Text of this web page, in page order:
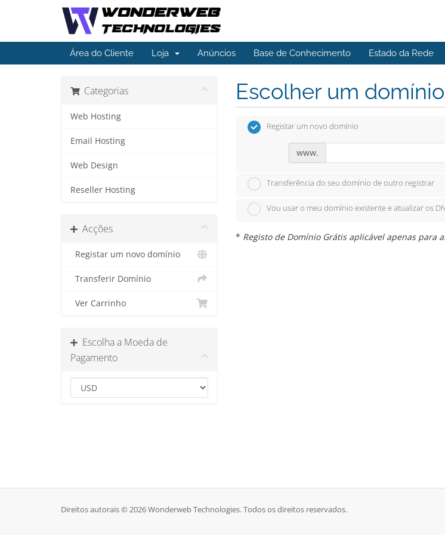
Área do Cliente Loja Anúncios Base de Conhecimento Estado da Rede
Categorias
Web Hosting
Email Hosting
Web Design
Reseller Hosting
Acções
Registar um novo domínio
Transferir Domínio
Ver Carrinho
Escolha a Moeda de
Pagamento
Escolher um
Registar um novo domínio
www.
Transferência do seu domínio de outro registrar
Vou usar o meu domínio existente e atualizar os
* Registo de Domínio Grátis aplicável apenas para
Direitos autorais © 2026 Wonderweb Technologies. Todos os direitos reservados.